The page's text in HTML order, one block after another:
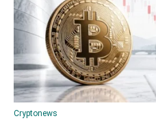
Cryptonews